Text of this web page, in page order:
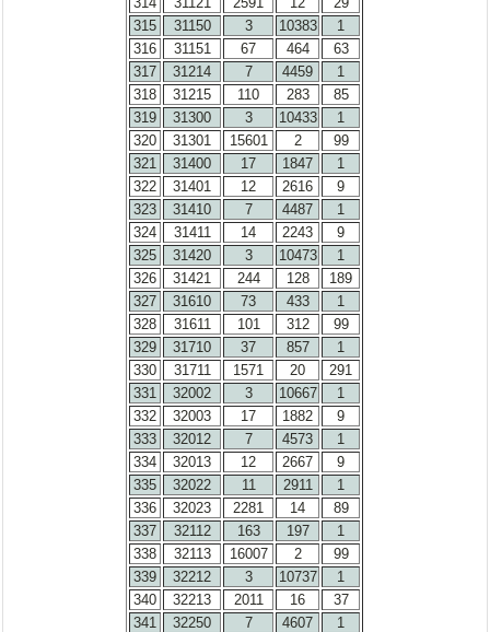
315
31150 3 10383
1
316
31151 67 464
63
317
31214 7 4459
1
318
31215 110 283
85
319
31300 3 10433
1
320
31301 15601 2
99
321
31400 17 1847
1
322
31401 12 2616
9
323
31410 7 4487
1
324
31411 14 2243
9
325
31420 3 10473
1
326
31421 244 128
189
327
31610 73 433
1
328
31611 101 312
99
329
31710 37 857
1
330
31711 1571 20
291
331
32002 3 10667
1
332
32003 17 1882
9
333
32012 7 4573
1
334
32013 12 2667
9
335
32022 11 2911
1
336
32023 2281 14
89
337
32112 163 197
1
338
32113 16007 2
99
339
32212 3 10737
1
340
32213 2011 16
37
341
32250 7 4607
1